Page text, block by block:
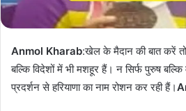
Anmol Kharab:खेल के मैदान की बात करें तो
बल्कि विदेशों में भी मशहूर हैं। न सिर्फ पुरुष बल्कि
प्रदर्शन से हरियाणा का नाम रोशन कर रही हैं।